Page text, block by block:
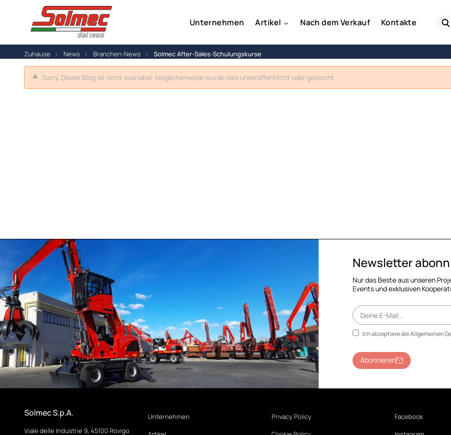
Unternehmen Artikel Nach dem Verkauf Kontakte
Zuhause News Branchen-News Solmec After-Sales-Schulungskurse
Sorry, Dieser Blog ist nicht avariabel. Möglicherweise wurde dies unveröffentlicht oder gelöscht.
Newsletter
Nur das Beste aus unseren
Events und exklusiven
Ich akzeptiere die Allgemeinen
Abonnieren
Solmec S.p.A.
Viale delle Industrie 9, 45100 Rovigo
Unternehmen
Privacy Policy
Facebook